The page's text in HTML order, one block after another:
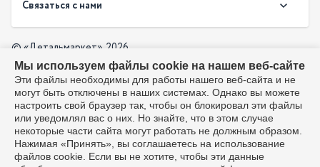
О компании
Доставка
Оптовый прайс-лист
Оплата
Производители
Политика в отношении обработки персональных данных
Скачать прайс в PDF
Связаться с нами
info@detalmarket.ru
Перезвоните мне
© «Детальмаркет», 2026
Разработка:
Все упоминания товарных знаков (включая LADA и АвтоВАЗ)
используются исключительно для указания совместимости
товаров и соответствуют положениям ст. 1487, 1484
Гражданского кодекса РФ. Интернет-магазин не является
официальным дистрибьютором или представителем ПАО
Мы используем файлы cookie на нашем веб-сайте
Эти файлы необходимы для работы нашего веб-сайта и не
могут быть отключены в наших системах. Однако вы можете
настроить свой браузер так, чтобы он блокировал эти файлы
или уведомлял вас о них. Но знайте, что в этом случае
некоторые части сайта могут работать не должным образом.
Нажимая «Принять», вы соглашаетесь на использование
файлов cookie. Если вы не хотите, чтобы эти данные